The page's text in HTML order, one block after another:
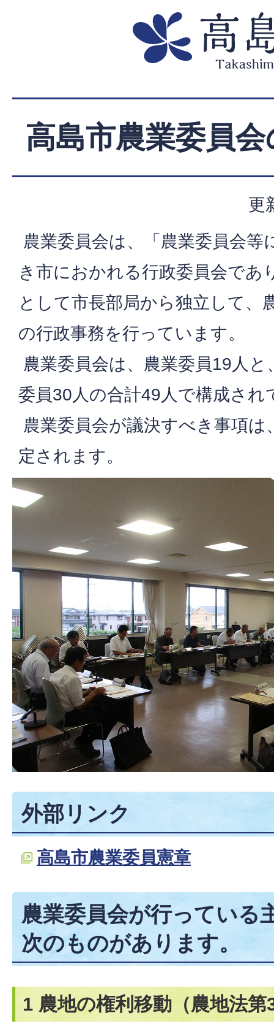
高島市農業委員
更
農業委員会は、「農業委員会等
き市におかれる行政委員会であ
として市長部局から独立して、
の行政事務を行っています。
農業委員会は、農業委員19人と
委員30人の合計49人で構成され
農業委員会が議決すべき事項
定されます。
外部リンク
高島市農業委員憲章
農業委員会が行っている
次のものがあります。
1 農地の権利移動（農地法第